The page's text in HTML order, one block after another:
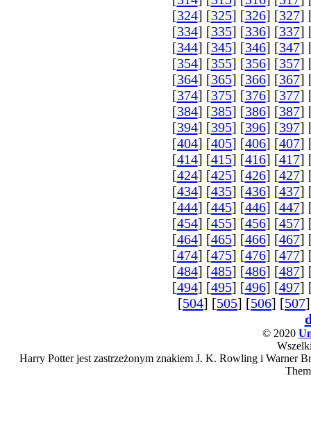
[324] [325] [326] [327]
[334] [335] [336] [337]
[344] [345] [346] [347]
[354] [355] [356] [357]
[364] [365] [366] [367]
[374] [375] [376] [377]
[384] [385] [386] [387]
[394] [395] [396] [397]
[404] [405] [406] [407]
[414] [415] [416] [417]
[424] [425] [426] [427]
[434] [435] [436] [437]
[444] [445] [446] [447]
[454] [455] [456] [457]
[464] [465] [466] [467]
[474] [475] [476] [477]
[484] [485] [486] [487]
[494] [495] [496] [497]
[504] [505] [506] [507
© 2020
Harry Potter jest zastrzeżonym znakiem J. K. Rowling i Warner